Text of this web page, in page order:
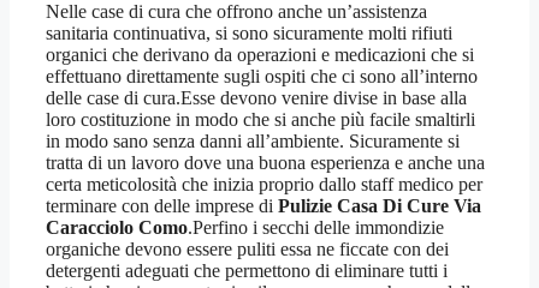
Nelle case di cura che offrono anche un’assistenza
sanitaria continuativa, si sono sicuramente molti rifiuti
organici che derivano da operazioni e medicazioni che si
effettuano direttamente sugli ospiti che ci sono all’interno
delle case di cura.Esse devono venire divise in base alla
loro costituzione in modo che si anche più facile smaltirli
in modo sano senza danni all’ambiente. Sicuramente si
tratta di un lavoro dove una buona esperienza e anche una
certa meticolosità che inizia proprio dallo staff medico per
terminare con delle imprese di Pulizie Casa Di Cure Via
Caracciolo Como.Perfino i secchi delle immondizie
organiche devono essere puliti essa ne ficcate con dei
detergenti adeguati che permettono di eliminare tutti i